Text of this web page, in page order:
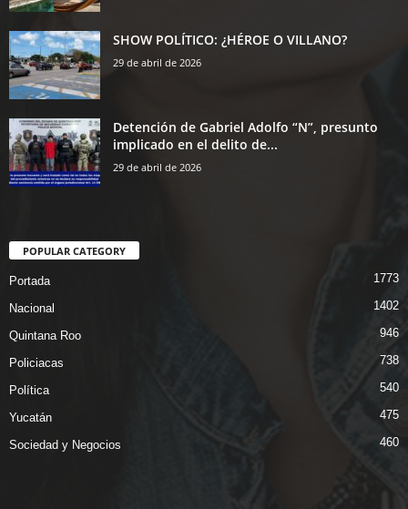
SHOW POLÍTICO: ¿HÉROE O VILLANO?
29 de abril de 2026
Detención de Gabriel Adolfo “N”, presunto
implicado en el delito de...
29 de abril de 2026
POPULAR CATEGORY
Portada 1773
Nacional 1402
Quintana Roo 946
Policiacas 738
Política 540
Yucatán 475
Sociedad y Negocios 460